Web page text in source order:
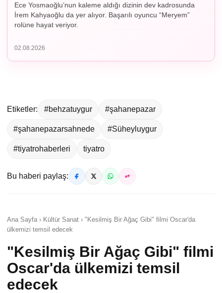
Ece Yosmaoğlu’nun kaleme aldığı dizinin dev kadrosunda
İrem Kahyaoğlu da yer alıyor. Başarılı oyuncu “Meryem”
rolüne hayat veriyor.
02.08.2026
Etiketler: #behzatuygur #şahanepazar
#şahanepazarsahnede #Süheyluygur
#tiyatrohaberleri tiyatro
Bu haberi paylaş:
Ana Sayfa › Kültür Sanat › "Kesilmiş Bir Ağaç Gibi" filmi Oscar'da
ülkemizi temsil edecek
"Kesilmiş Bir Ağaç Gibi" filmi
Oscar'da ülkemizi temsil
edecek